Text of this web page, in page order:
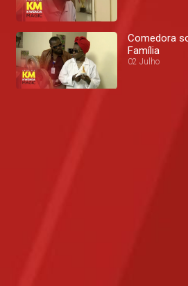
Comedora
Família
02 Julho